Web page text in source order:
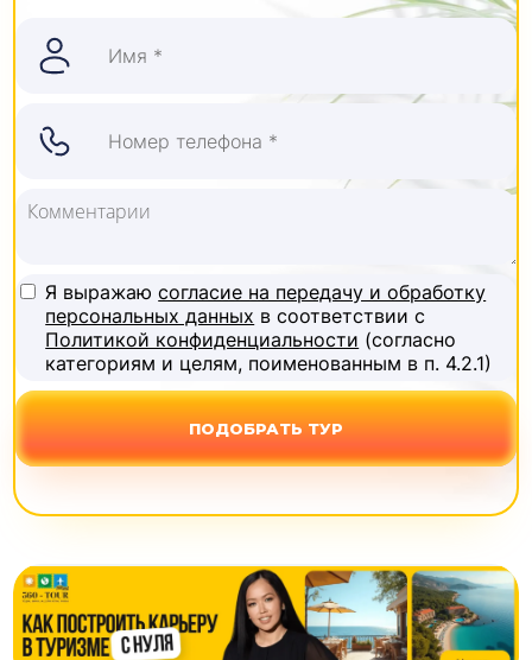
Я выражаюсогласие на передачу и обработку
персональных данных в соответствии с
Политикой конфиденциальности (согласно
категориям и целям, поименованным в п. 4.2.1)
ПОДОБРАТЬ ТУР